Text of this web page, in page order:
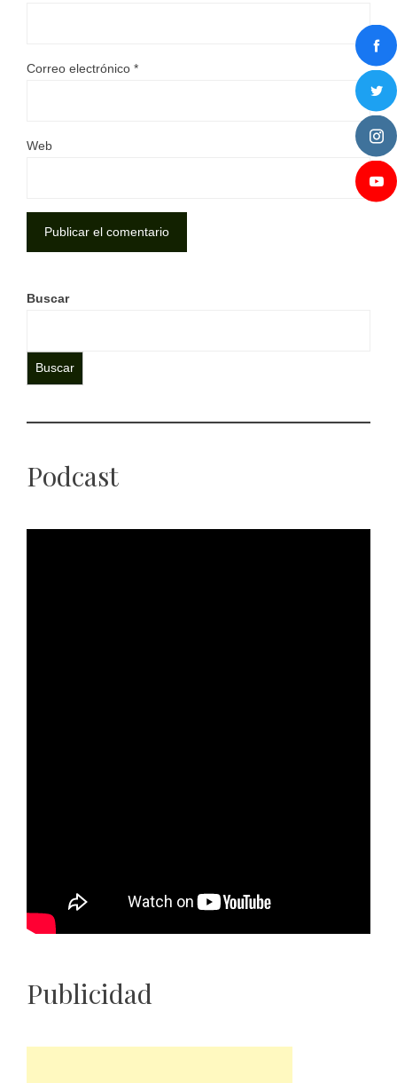
Correo electrónico *
Web
Buscar
Buscar
Podcast
Publicidad